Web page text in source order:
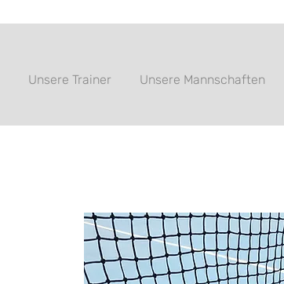
Unsere Trainer Unsere Mannschaften